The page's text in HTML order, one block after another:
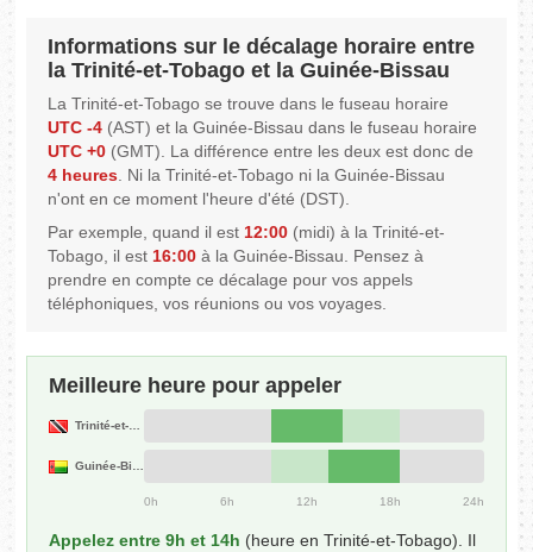
Informations sur le décalage horaire entre
la Trinité-et-Tobago et la Guinée-Bissau
La Trinité-et-Tobago se trouve dans le fuseau horaire
UTC -4 (AST) et la Guinée-Bissau dans le fuseau horaire
UTC +0 (GMT). La différence entre les deux est donc de
4 heures. Ni la Trinité-et-Tobago ni la Guinée-Bissau
n'ont en ce moment l'heure d'été (DST).
Par exemple, quand il est12:00 (midi) à la Trinité-et-
Tobago, il est16:00 à la Guinée-Bissau. Pensez à
prendre en compte ce décalage pour vos appels
téléphoniques, vos réunions ou vos voyages.
Meilleure heure pour appeler
Trinité-et-Tobago
Guinée-Bissau
0h 6h 12h 18h 24h
Appelez entre 9h et 14h (heure en Trinité-et-Tobago). Il